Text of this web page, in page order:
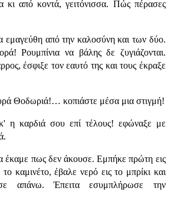
από κοντά, γειτόνισσα. Πώς πέρασες
εμαγεύθη από την καλοσύνη και των δύο.
Ρουμπίνια να βάλης δε ζυγιάζονται.
έσφιξε τον εαυτό της και τους έκραξε
Θοδωριά!… κοπιάστε μέσα μια στιγμή!
η καρδιά σου επί τέλους! εφώναξε με
έκαμε πως δεν άκουσε. Εμπήκε πρώτη εις
καμινέτο, έβαλε νερό εις το μπρίκι και
απάνω. Έπειτα εσυμπλήρωσε την